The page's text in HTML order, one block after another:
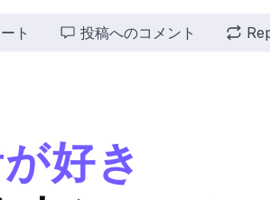
ト 投稿へのコメント
好き